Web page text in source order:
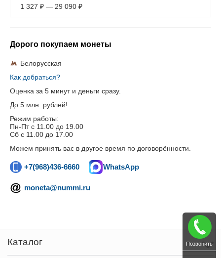
1 327 ₽ — 29 090 ₽
Дорого покупаем монеты
Белорусская
Как добраться?
Оценка за 5 минут и деньги сразу.
До 5 млн. рублей!
Режим работы:
Пн-Пт c 11.00 до 19.00
Сб с 11.00 до 17.00
Можем принять вас в другое время по договорённости.
+7(968)436-6660 WhatsApp
moneta@nummi.ru
Каталог Позвонить